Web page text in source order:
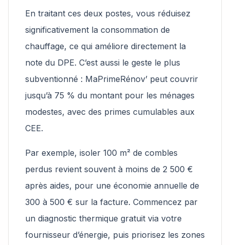
En traitant ces deux postes, vous réduisez
significativement la consommation de
chauffage, ce qui améliore directement la
note du DPE. C’est aussi le geste le plus
subventionné : MaPrimeRénov’ peut couvrir
jusqu’à 75 % du montant pour les ménages
modestes, avec des primes cumulables aux
CEE.
Par exemple, isoler 100 m² de combles
perdus revient souvent à moins de 2 500 €
après aides, pour une économie annuelle de
300 à 500 € sur la facture. Commencez par
un diagnostic thermique gratuit via votre
fournisseur d’énergie, puis priorisez les zones